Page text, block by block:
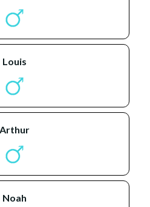
louis
arthur
noah